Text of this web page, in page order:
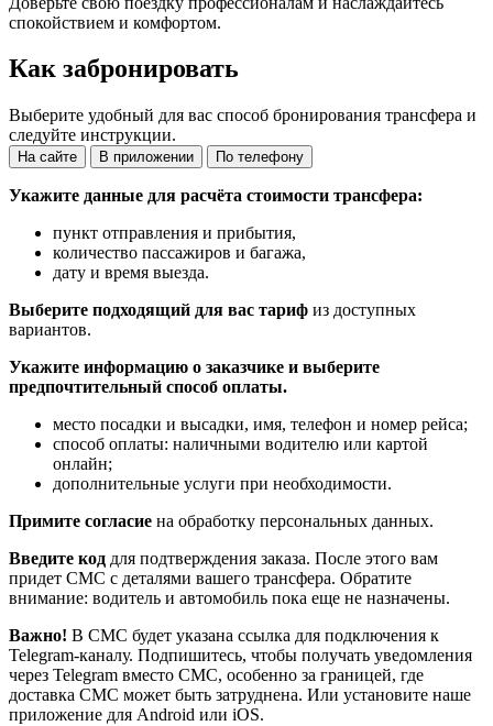
спокойствием и комфортом.
Как забронировать
Выберите удобный для вас способ бронирования трансфера и
следуйте инструкции.
На сайте В приложении По телефону
Укажите данные для расчёта стоимости трансфера:
пункт отправления и прибытия,
количество пассажиров и багажа,
дату и время выезда.
Выберите подходящий для вас тариф из доступных
вариантов.
Укажите информацию о заказчике и выберите
предпочтительный способ оплаты.
место посадки и высадки, имя, телефон и номер рейса;
способ оплаты: наличными водителю или картой
онлайн;
дополнительные услуги при необходимости.
Примите согласие на обработку персональных данных.
Введите код для подтверждения заказа. После этого вам
придет СМС с деталями вашего трансфера. Обратите
внимание: водитель и автомобиль пока еще не назначены.
Важно! В СМС будет указана ссылка для подключения к
Telegram-каналу. Подпишитесь, чтобы получать уведомления
через Telegram вместо СМС, особенно за границей, где
доставка СМС может быть затруднена. Или установите наше
приложение для Android или iOS.